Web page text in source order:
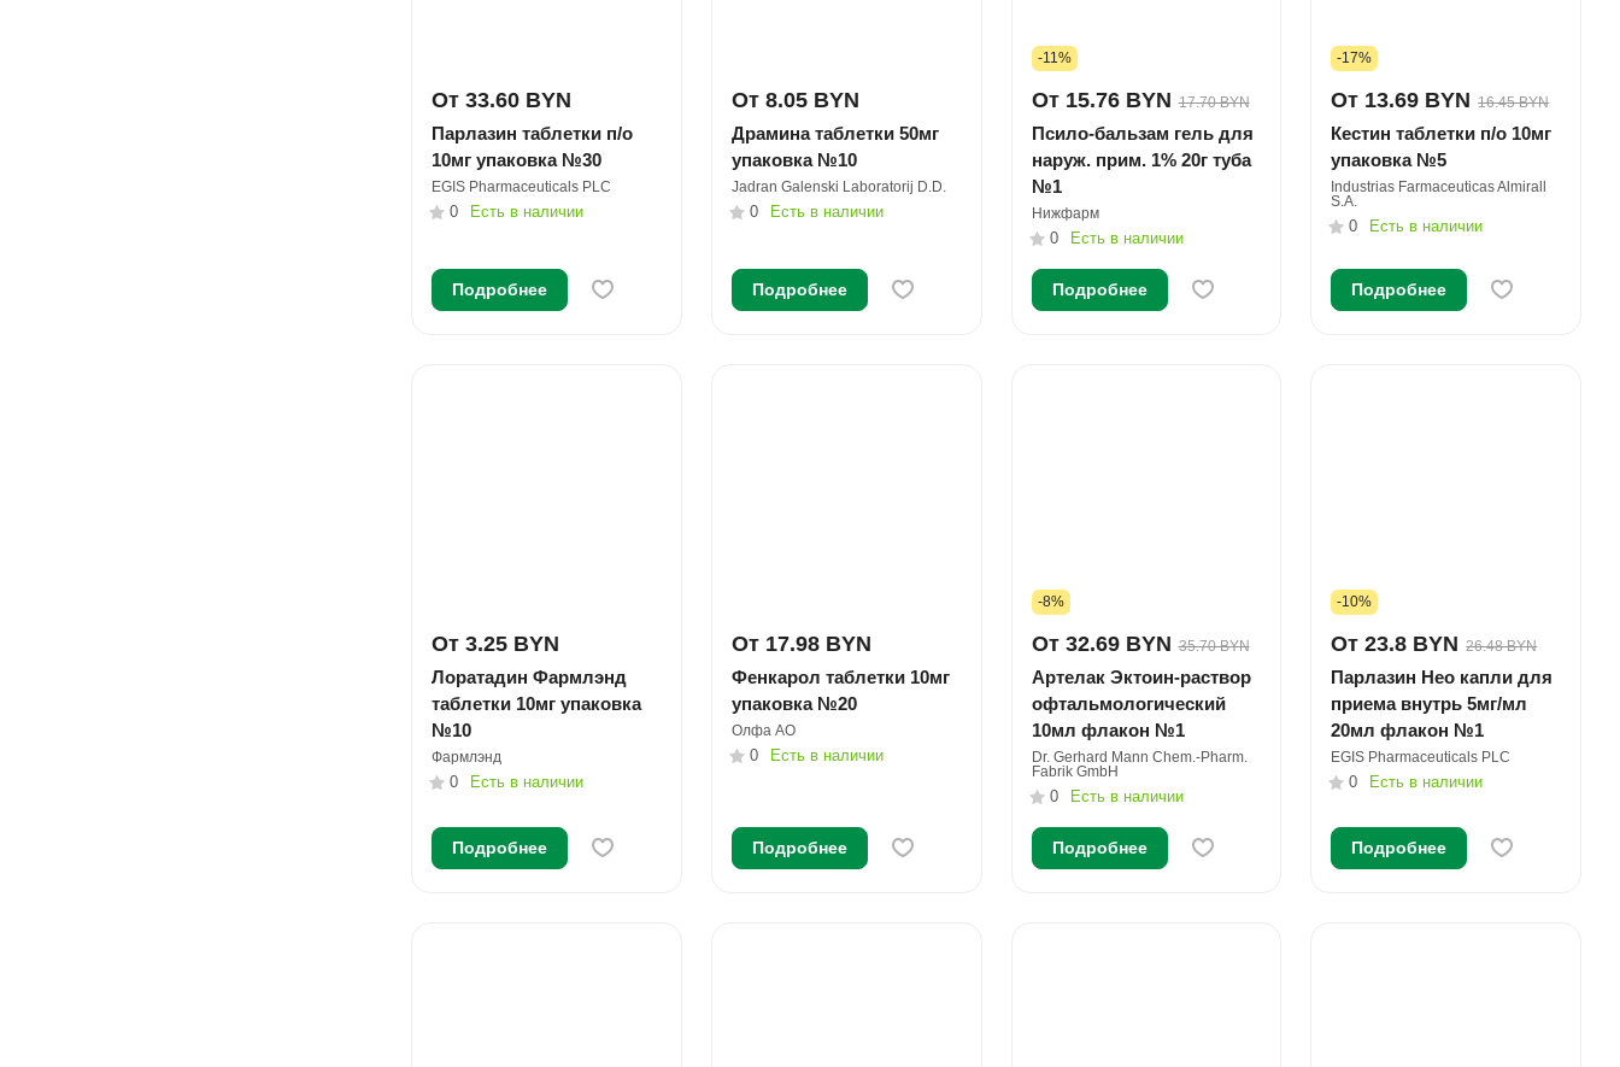
От 33.60 BYN
Парлазин таблетки п/о
10мг упаковка №30
EGIS Pharmaceuticals PLC
0 Есть в наличии
Подробнее
От 8.05 BYN
Драмина таблетки 50мг
упаковка №10
Jadran Galenski Laboratorij D.D.
0 Есть в наличии
Подробнее
-11%
От 15.76 BYN 17.70 BYN
Псило-бальзам гель для
наруж. прим. 1% 20г туба
№1
Нижфарм
0 Есть в наличии
Подробнее
-17%
От 13.69 BYN 16.45 BYN
Кестин таблетки п/о 10мг
упаковка №5
Industrias Farmaceuticas Almirall
S.A.
0 Есть в наличии
Подробнее
От 3.25 BYN
Лоратадин Фармлэнд
таблетки 10мг упаковка
№10
Фармлэнд
0 Есть в наличии
Подробнее
От 17.98 BYN
Фенкарол таблетки 10мг
упаковка №20
Олфа АО
0 Есть в наличии
Подробнее
-8%
От 32.69 BYN 35.70 BYN
Артелак Эктоин-раствор
офтальмологический
10мл флакон №1
Dr. Gerhard Mann Chem.-Pharm.
Fabrik GmbH
0 Есть в наличии
Подробнее
-10%
От 23.8 BYN 26.48 BYN
Парлазин Нео капли для
приема внутрь 5мг/мл
20мл флакон №1
EGIS Pharmaceuticals PLC
0 Есть в наличии
Подробнее